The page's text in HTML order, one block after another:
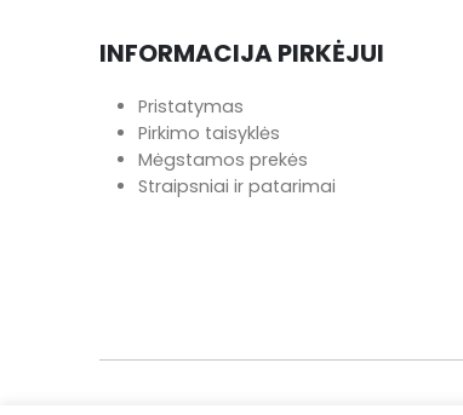
INFORMACIJA PIRKĖJUI
Pristatymas
Pirkimo taisyklės
Mėgstamos prekės
Straipsniai ir patarimai